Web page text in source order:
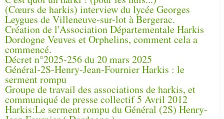
(Cœurs de harkis) interview du lycée Georges
Leygues de Villeneuve-sur-lot à Bergerac.
Création de l'Association Départementale Harkis
Dordogne Veuves et Orphelins, comment cela a
commencé.
Décret n°2025-256 du 20 mars 2025
Général-2S-Henry-Jean-Fournier Harkis : le
serment rompu
Groupe de travail des associations de harkis, et
communiqué de presse collectif 5 Avril 2012
Harkis:Le serment rompu du Général (2S) Henry-